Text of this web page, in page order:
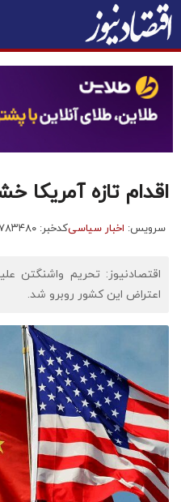
اقدام تازه آمریکا
سرویس: اخبار سیاسیکدخبر: ۷۸۳۴۸۰
اقتصادنیوز: تحریم واشنگتن
اعتراض این کشور روبرو شد.